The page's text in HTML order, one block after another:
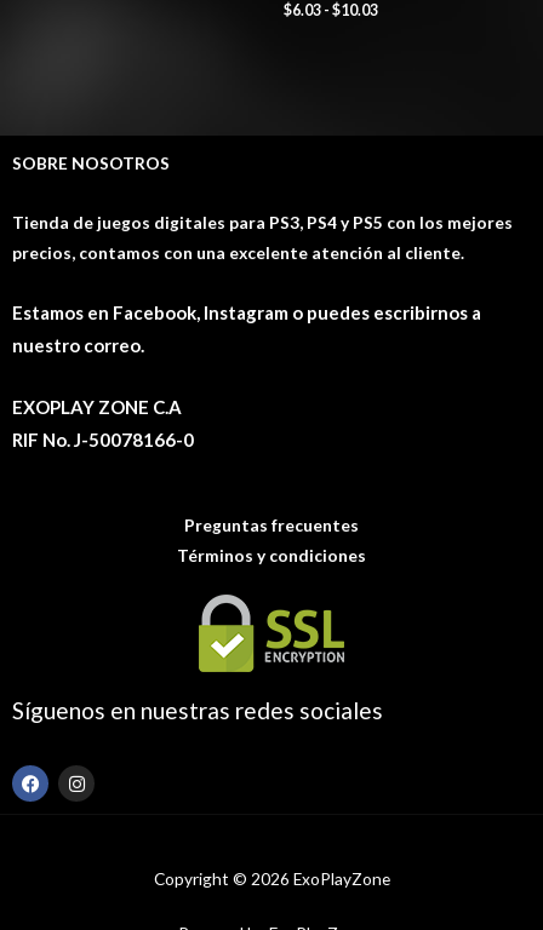
$6.03 - $10.03
SOBRE NOSOTROS
Tienda de juegos digitales para PS3, PS4 y PS5 con los mejores
precios, contamos con una excelente atención al cliente.
Estamos en Facebook, Instagram o puedes escribirnos a
nuestro correo.
EXOPLAY ZONE C.A
RIF No. J-50078166-0
Preguntas frecuentes
Términos y condiciones
Síguenos en nuestras redes sociales
F
a
I
n
Copyright © 2026 ExoPlayZone